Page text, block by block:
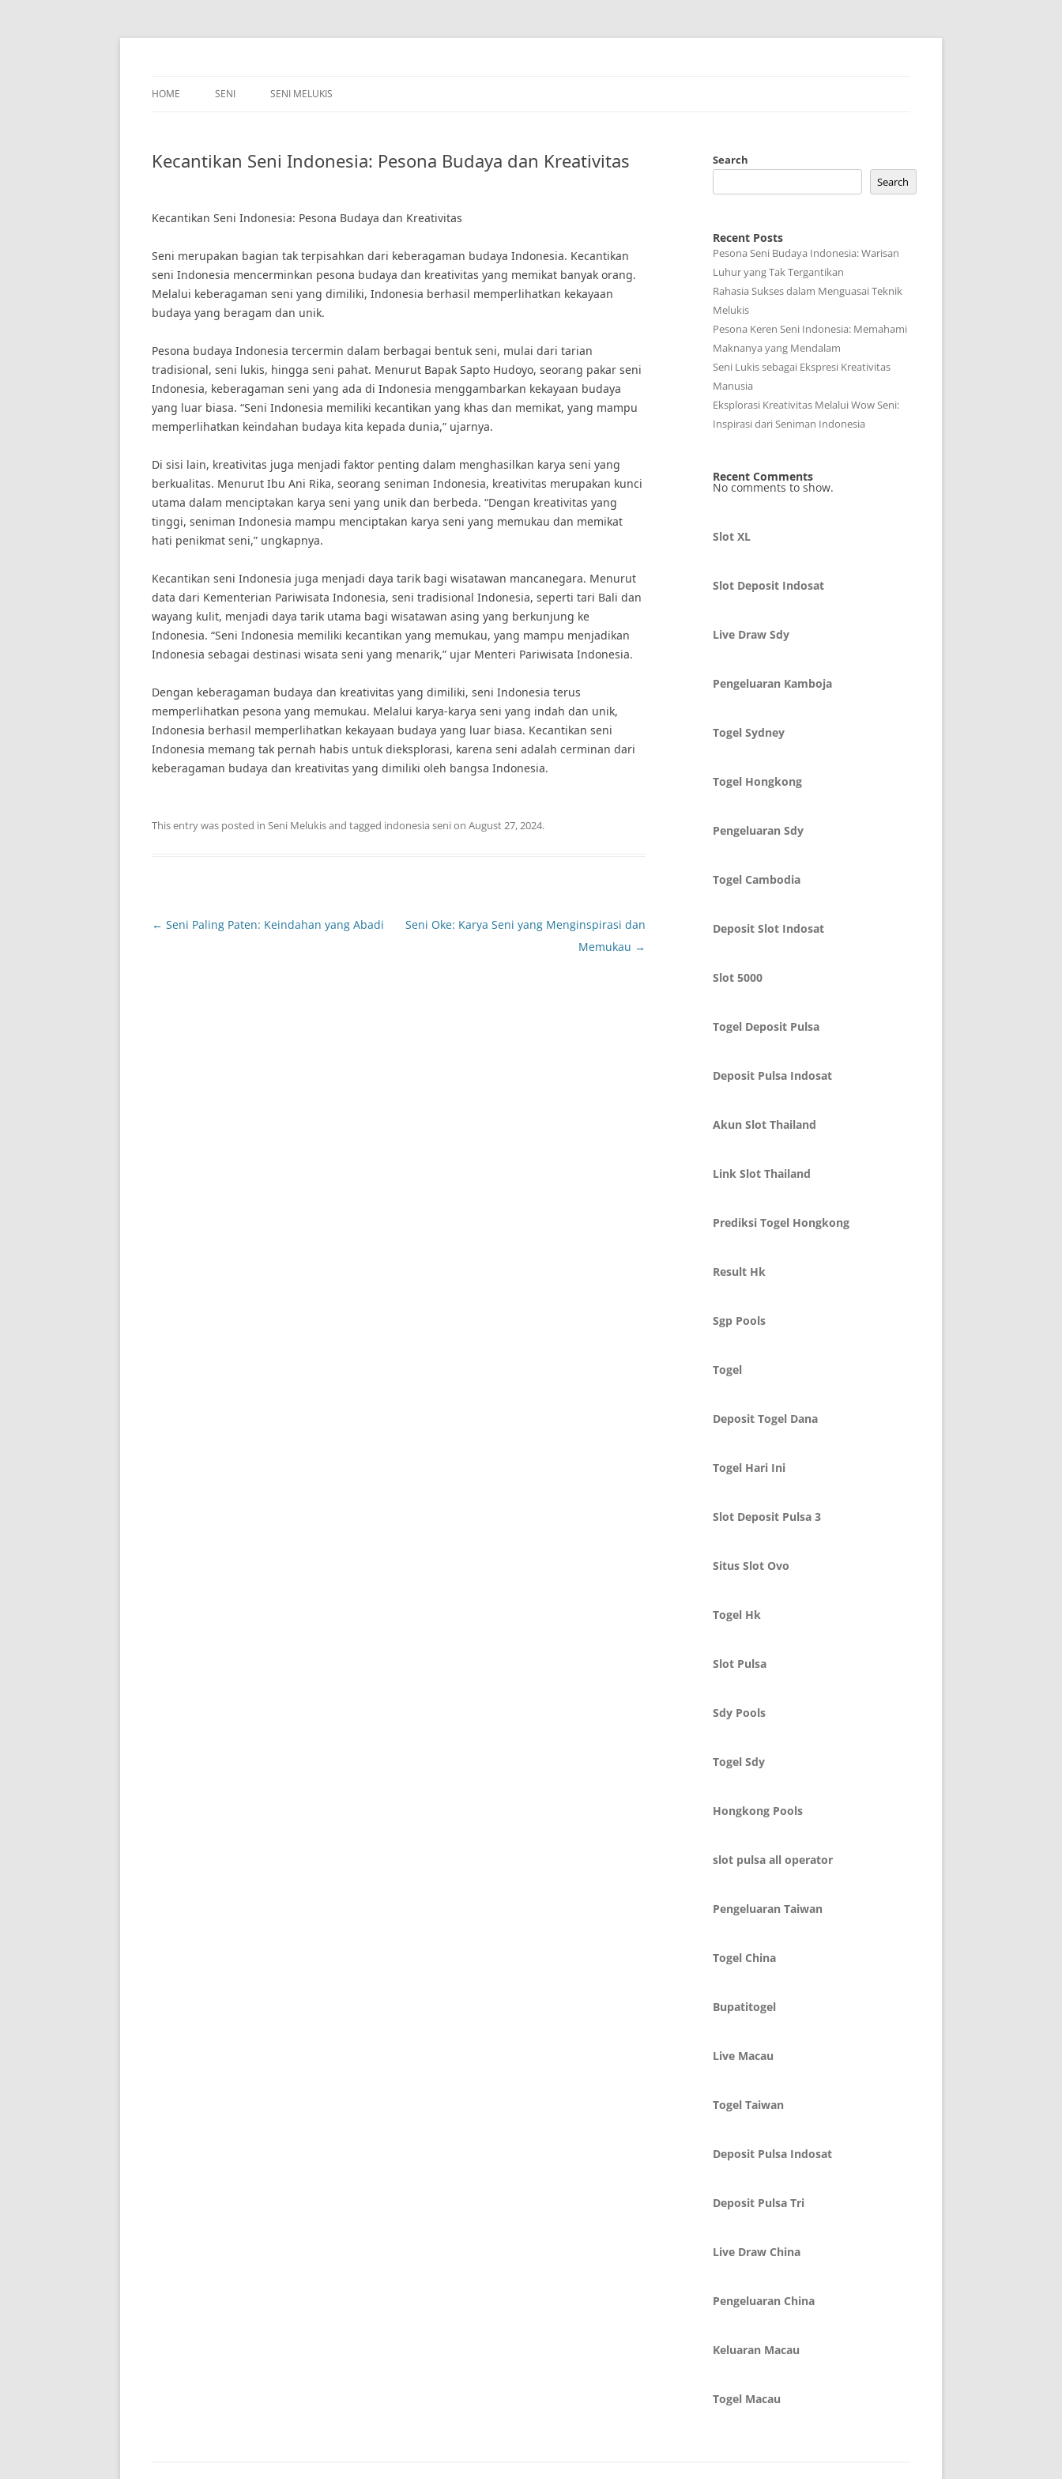
Skip
HOME SENI SENI MELUKIS
Kecantikan Seni Indonesia: Pesona Budaya dan Kreativitas
Kecantikan Seni Indonesia: Pesona Budaya dan Kreativitas
Seni merupakan bagian tak terpisahkan dari keberagaman budaya Indonesia. Kecantikan
seni Indonesia mencerminkan pesona budaya dan kreativitas yang memikat banyak orang.
Melalui keberagaman seni yang dimiliki, Indonesia berhasil memperlihatkan kekayaan
budaya yang beragam dan unik.
Pesona budaya Indonesia tercermin dalam berbagai bentuk seni, mulai dari tarian
tradisional, seni lukis, hingga seni pahat. Menurut Bapak Sapto Hudoyo, seorang pakar seni
Indonesia, keberagaman seni yang ada di Indonesia menggambarkan kekayaan budaya
yang luar biasa. “Seni Indonesia memiliki kecantikan yang khas dan memikat, yang mampu
memperlihatkan keindahan budaya kita kepada dunia,” ujarnya.
Di sisi lain, kreativitas juga menjadi faktor penting dalam menghasilkan karya seni yang
berkualitas. Menurut Ibu Ani Rika, seorang seniman Indonesia, kreativitas merupakan kunci
utama dalam menciptakan karya seni yang unik dan berbeda. “Dengan kreativitas yang
tinggi, seniman Indonesia mampu menciptakan karya seni yang memukau dan memikat
hati penikmat seni,” ungkapnya.
Kecantikan seni Indonesia juga menjadi daya tarik bagi wisatawan mancanegara. Menurut
data dari Kementerian Pariwisata Indonesia, seni tradisional Indonesia, seperti tari Bali dan
wayang kulit, menjadi daya tarik utama bagi wisatawan asing yang berkunjung ke
Indonesia. “Seni Indonesia memiliki kecantikan yang memukau, yang mampu menjadikan
Indonesia sebagai destinasi wisata seni yang menarik,” ujar Menteri Pariwisata Indonesia.
Dengan keberagaman budaya dan kreativitas yang dimiliki, seni Indonesia terus
memperlihatkan pesona yang memukau. Melalui karya-karya seni yang indah dan unik,
Indonesia berhasil memperlihatkan kekayaan budaya yang luar biasa. Kecantikan seni
Indonesia memang tak pernah habis untuk dieksplorasi, karena seni adalah cerminan dari
keberagaman budaya dan kreativitas yang dimiliki oleh bangsa Indonesia.
This entry was posted in Seni Melukisand tagged indonesia senion August 27, 2024.
Post
← Seni Paling Paten: Keindahan yang Abadi
Seni Oke: Karya Seni yang Menginspirasi dan
Memukau →
Search
Search
Recent Posts
Pesona Seni Budaya Indonesia: Warisan
Luhur yang Tak Tergantikan
Rahasia Sukses dalam Menguasai Teknik
Melukis
Pesona Keren Seni Indonesia: Memahami
Maknanya yang Mendalam
Seni Lukis sebagai Ekspresi Kreativitas
Manusia
Eksplorasi Kreativitas Melalui Wow Seni:
Inspirasi dari Seniman Indonesia
Recent Comments
No comments to show.
Slot XL
Slot Deposit Indosat
Live Draw Sdy
Pengeluaran Kamboja
Togel Sydney
Togel Hongkong
Pengeluaran Sdy
Togel Cambodia
Deposit Slot Indosat
Slot 5000
Togel Deposit Pulsa
Deposit Pulsa Indosat
Akun Slot Thailand
Link Slot Thailand
Prediksi Togel Hongkong
Result Hk
Sgp Pools
Togel
Deposit Togel Dana
Togel Hari Ini
Slot Deposit Pulsa 3
Situs Slot Ovo
Togel Hk
Slot Pulsa
Sdy Pools
Togel Sdy
Hongkong Pools
slot pulsa all operator
Pengeluaran Taiwan
Togel China
Bupatitogel
Live Macau
Togel Taiwan
Deposit Pulsa Indosat
Deposit Pulsa Tri
Live Draw China
Pengeluaran China
Keluaran Macau
Togel Macau